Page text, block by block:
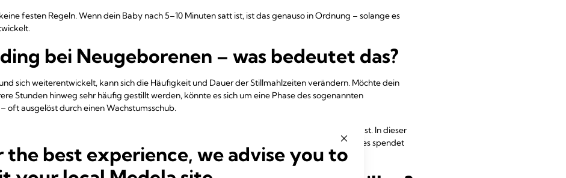
festen Regeln. Wenn dein Baby nach 5–10 Minuten satt ist, ist das genauso in Ordnung – solange es
bei Neugeborenen – was bedeutet das?
sich weiterentwickelt, kann sich die Häufigkeit und Dauer der Stillmahlzeiten verändern. Möchte dein
Stunden hinweg sehr häufig gestillt werden, könnte es sich um eine Phase des sogenannten
oft ausgelöst durch einen Wachstumsschub.
sein kann: Clusterfeeding ist völlig normal und bedeutet nicht, dass du zu wenig Milch hast. In dieser
viel Nähe, Geborgenheit und Liebe. Denn Stillen ist nicht nur Nahrungsaufnahme – es spendet
und setzt Glückshormone frei, so dass dein Baby gut entspannen kann.
the best experience, we advise you to